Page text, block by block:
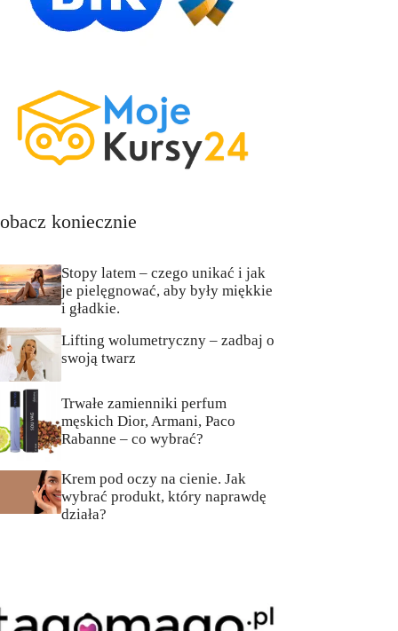
koniecznie
Stopy latem – czego unikać i jak
je pielęgnować, aby były miękkie
i gładkie.
Lifting wolumetryczny – zadbaj o
swoją twarz
Trwałe zamienniki perfum
męskich Dior, Armani, Paco
Rabanne – co wybrać?
Krem pod oczy na cienie. Jak
wybrać produkt, który naprawdę
działa?